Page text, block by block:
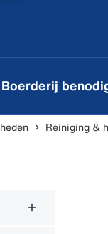
Boerderij
Reiniging &